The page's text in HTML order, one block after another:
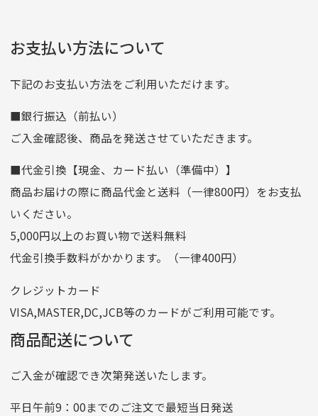
[…]
りますのでご了承くださいませ。
支店名
和歌山支店
口座種別
普通
口座番号
0255557
口座名義
株式会社一条
ゆうちょ銀行
ゆうちょ間
記号
14710
他銀行から
店名
四七八（読みヨンナナハチ）
店番
478
預金種目
普通預金
口座番号
0776226
お支払い方法について
下記のお支払い方法をご利用いただけます。
■銀行振込（前払い）
ご入金確認後、商品を発送させていただきます。
■代金引換【現金、カード払い（準備中）】
商品お届けの際に商品代金と送料（一律800円）をお支払
いください。
5,000円以上のお買い物で送料無料
代金引換手数料がかかります。（一律400円）
クレジットカード
VISA,MASTER,DC,JCB等のカードがご利用可能です。
商品配送について
ご入金が確認でき次第発送いたします。
平日午前9：00までのご注文で最短当日発送